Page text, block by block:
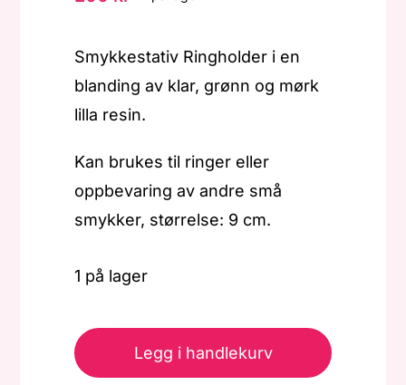
Smykkestativ Ringholder i en
blanding av klar, grønn og mørk
lilla resin.
Kan brukes til ringer eller
oppbevaring av andre små
smykker, størrelse: 9 cm.
1 på lager
-
Legg i handlekurv